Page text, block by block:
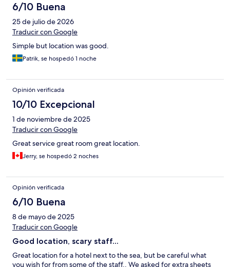
6/10 Buena
25 de julio de 2026
Traducir con Google
Simple but location was good.
Patrik, se hospedó 1 noche
Opinión verificada
10/10 Excepcional
1 de noviembre de 2025
Traducir con Google
Great service great room great location.
Jerry, se hospedó 2 noches
Opinión verificada
6/10 Buena
8 de mayo de 2025
Traducir con Google
Good location, scary staff...
Great location for a hotel next to the sea, but be careful what
you wish for from some of the staff.. We asked for extra sheets